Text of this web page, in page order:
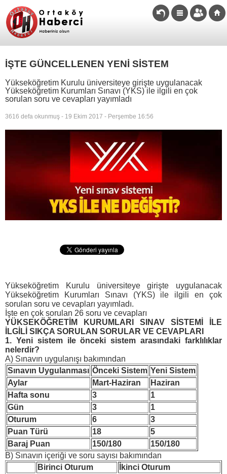
İŞTE GÜNCELLENEN YENİ SİSTEM
Yükseköğretim Kurulu üniversiteye girişte uygulanacak
Yükseköğretim Kurumları Sınavı (YKS) ile ilgili en çok
sorulan soru ve cevapları yayımladı
3616 defa okunmuş - 19 Ekim 2017 - Perşembe 16:56
Yükseköğretim Kurulu üniversiteye girişte uygulanacak
Yükseköğretim Kurumları Sınavı (YKS) ile ilgili en çok
sorulan soru ve cevapları yayımladı.
İşte en çok sorulan 26 soru ve cevapları
YÜKSEKÖĞRETİM KURUMLARI SINAV SİSTEMİ İLE
İLGİLİ SIKÇA SORULAN SORULAR VE CEVAPLARI
1. Yeni sistem ile önceki sistem arasındaki farklılıklar
nelerdir?
A) Sınavın uygulanışı bakımından
Sınavın Uygulanması Önceki Sistem Yeni Sistem
Aylar
Mart-Haziran
Haziran
Hafta sonu
3
1
Gün
3
1
Oturum
6
3
Puan Türü
18
5
Baraj Puan
150/180
150/180
B) Sınavın içeriği ve soru sayısı bakımından
Birinci Oturum
İkinci Oturum